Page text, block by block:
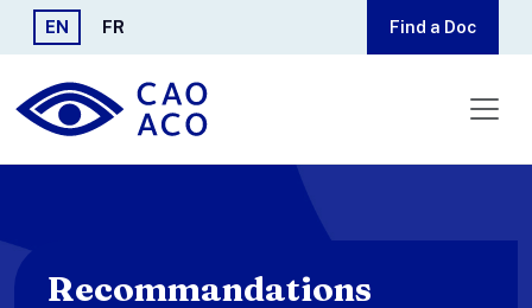
Skip to main content
EN FR Find a Doc
Recommandations